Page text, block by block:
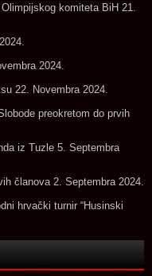
komiteta BiH 21.
2024.
22. Novembra 2024.
preokretom do prvih
iz Tuzle 5. Septembra
članova 2. Septembra 2024.
hrvački turnir “Husinski